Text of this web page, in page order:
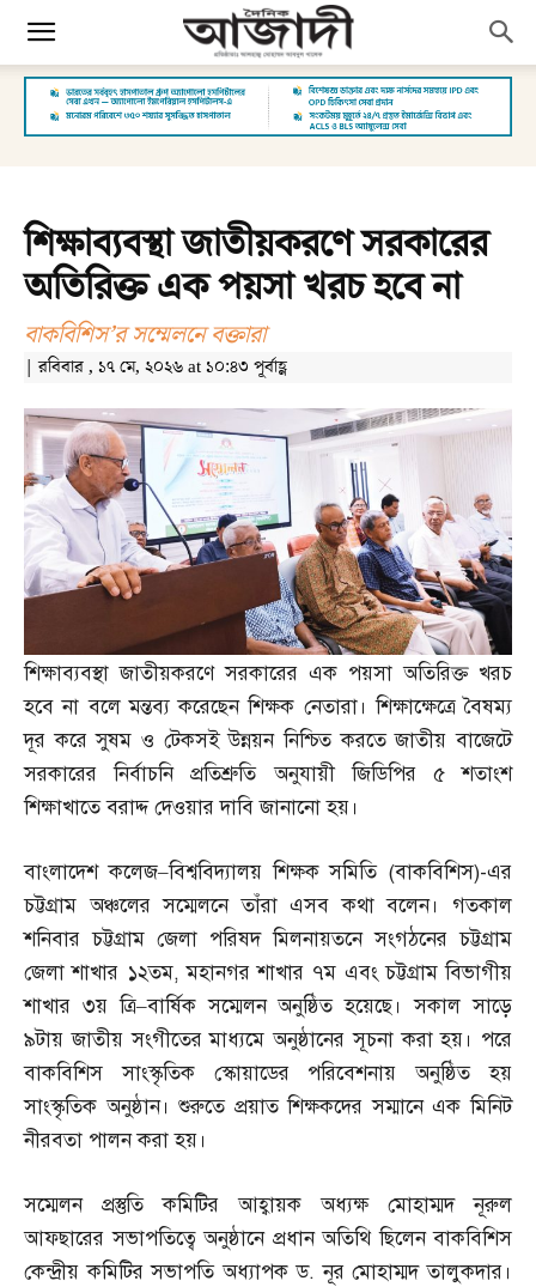
শিক্ষাব্যবস্থা জাতীয়করণে সরকারের
অতিরিক্ত এক পয়সা খরচ হবে না
বাকবিশিস’র সম্মেলনে বক্তারা
| রবিবার , ১৭ মে, ২০২৬ at ১০:৪৩ পূর্বাহ্ণ
শিক্ষাব্যবস্থা জাতীয়করণে সরকারের এক পয়সা অতিরিক্ত খরচ
হবে না বলে মন্তব্য করেছেন শিক্ষক নেতারা। শিক্ষাক্ষেত্রে বৈষম্য
দূর করে সুষম ও টেকসই উন্নয়ন নিশ্চিত করতে জাতীয় বাজেটে
সরকারের নির্বাচনি প্রতিশ্রুতি অনুযায়ী জিডিপির ৫ শতাংশ
শিক্ষাখাতে বরাদ্দ দেওয়ার দাবি জানানো হয়।
বাংলাদেশ কলেজ–বিশ্ববিদ্যালয় শিক্ষক সমিতি (বাকবিশিস)-এর
চট্টগ্রাম অঞ্চলের সম্মেলনে তাঁরা এসব কথা বলেন। গতকাল
শনিবার চট্টগ্রাম জেলা পরিষদ মিলনায়তনে সংগঠনের চট্টগ্রাম
জেলা শাখার ১২তম,মহানগর শাখার ৭ম এবং চট্টগ্রাম বিভাগীয়
শাখার ৩য় ত্রি–বার্ষিক সম্মেলন অনুষ্ঠিত হয়েছে। সকাল সাড়ে
৯টায় জাতীয় সংগীতের মাধ্যমে অনুষ্ঠানের সূচনা করা হয়। পরে
বাকবিশিস সাংস্কৃতিক স্কোয়াডের পরিবেশনায় অনুষ্ঠিত হয়
সাংস্কৃতিক অনুষ্ঠান। শুরুতে প্রয়াত শিক্ষকদের সম্মানে এক মিনিট
নীরবতা পালন করা হয়।
সম্মেলন প্রস্তুতি কমিটির আহ্বায়ক অধ্যক্ষ মোহাম্মদ নূরুল
আফছারের সভাপতিত্বে অনুষ্ঠানে প্রধান অতিথি ছিলেন বাকবিশিস
কেন্দ্রীয় কমিটির সভাপতি অধ্যাপক ড.নূর মোহাম্মদ তালুকদার।